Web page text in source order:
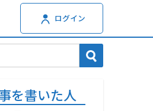
ログイン
を書いた人